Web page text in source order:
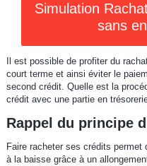
Simulation
sans
Il est possible de profiter du
court terme et ainsi éviter le
second crédit. Quelle est la
crédit avec une partie en
Rappel du principe
Faire racheter ses crédits
à la baisse grâce à un